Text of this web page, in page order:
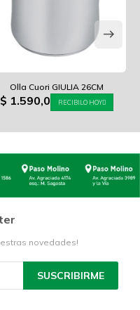
Olla Cuori GIULIA 26CM
$ 1.590,0 RECIBILO HOY
novedades!
SUSCRIBIRME